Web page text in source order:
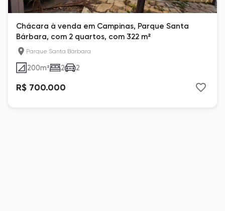
Chácara à venda em Campinas, Parque Santa
Bárbara, com 2 quartos, com 322 m²
Parque Santa Bárbara
200m² 2 2
R$ 700.000